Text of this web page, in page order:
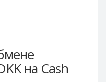
на Cash
Skril EUR
Skril INR